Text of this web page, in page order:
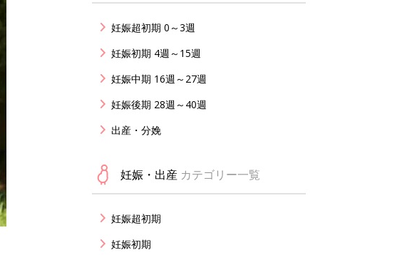
妊娠超初期 0～3週
妊娠初期 4週～15週
妊娠中期 16週～27週
妊娠後期 28週～40週
出産・分娩
妊娠・出産 カテゴリー一覧
妊娠超初期
妊娠初期